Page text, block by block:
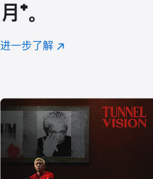
月 脚
注
⁺。
进一步了解 Apple
(在
口
中
打
开)